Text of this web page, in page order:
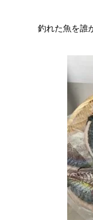
釣れた魚を誰